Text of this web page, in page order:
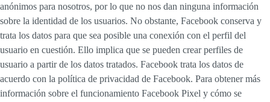
anónimos para nosotros, por lo que no nos dan ninguna información
sobre la identidad de los usuarios. No obstante, Facebook conserva y
trata los datos para que sea posible una conexión con el perfil del
usuario en cuestión. Ello implica que se pueden crear perfiles de
usuario a partir de los datos tratados. Facebook trata los datos de
acuerdo con la política de privacidad de Facebook. Para obtener más
información sobre el funcionamiento Facebook Pixel y cómo se